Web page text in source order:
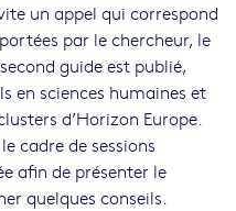
un appel qui correspond
par le chercheur, le
guide est publié,
en sciences humaines et
d’Horizon Europe.
cadre de sessions
afin de présenter le
quelques conseils.